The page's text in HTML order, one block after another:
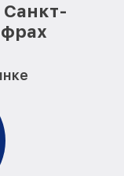
Санкт-